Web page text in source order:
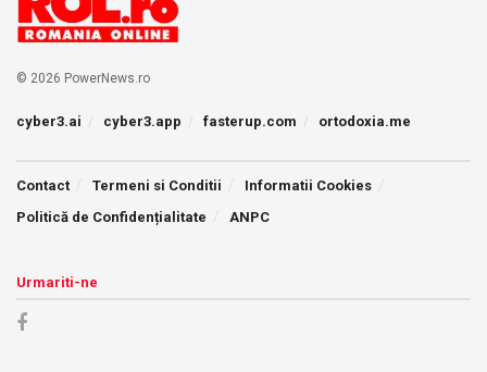
© 2026 PowerNews.ro
cyber3.ai cyber3.app fasterup.com ortodoxia.me
Contact Termeni si Conditii
Informatii Cookies
Politică de Confidențialitate
ANPC
Urmariti-ne